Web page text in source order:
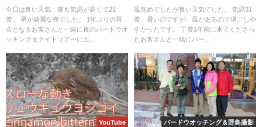
のバードウオッチング＆自然観
察のナイトツアー！！
今日は良い天気、夜も気温が高くて21
度。 星が綺麗な夜でした。 1年ぶりの再
会となるお客さんと一緒に夜のバードウオ
ッチング＆ナイトツアーに出...
影ツアー！！
風強めでしたが良い天気でした。 気温31
度、暑いのですが、風があるので過ごしや
すかったです。 丁度1年前に来てくださっ
たお客さんと一緒にバー...
YouTube バードウオッチング＆野鳥撮影